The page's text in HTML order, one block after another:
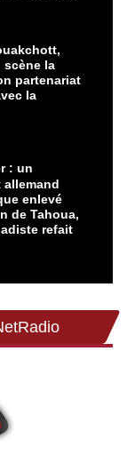
scène la
partenariat
la
: un
enlevé
de Tahoua,
refait